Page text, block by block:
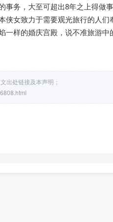
事务，大至可超出8年之上得做
侠女致力于需要观光旅行的人
样的婚庆宫殿，说不准旅游中
出处链接及本声明；